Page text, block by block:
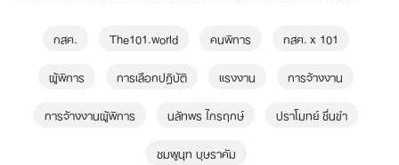
กสศ. The101.world คนพิการ
กสศ. x 101
ผู้พิการ
การเลือกปฏิบัติ แรงงาน
การจ้างงาน
การจ้างงานผู้พิการ
นลัทพร ไกรฤกษ์
ปราโมทย์ ชื่นขำ
ชมพูนุท บุษราคัม